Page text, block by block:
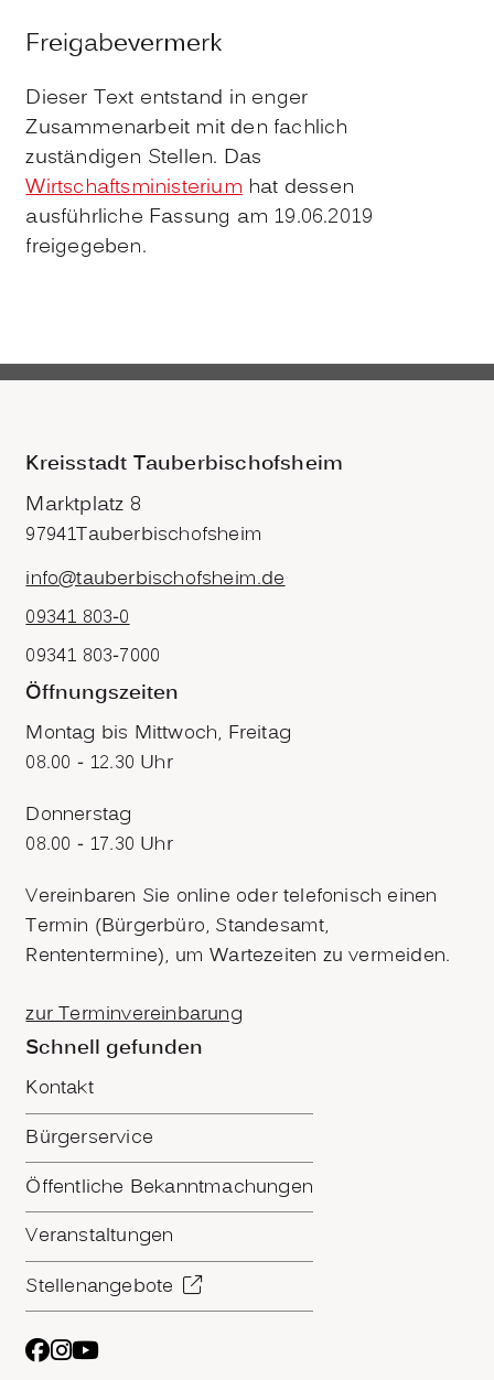
Freigabevermerk
Dieser Text entstand in enger
Zusammenarbeit mit den fachlich
zuständigen Stellen. Das
Wirtschaftsministeriumhat dessen
ausführliche Fassung am 19.06.2019
freigegeben.
Kreisstadt Tauberbischofsheim
Marktplatz 8
97941Tauberbischofsheim
info@tauberbischofsheim.de
09341 803-0
09341 803-7000
Öffnungszeiten
Montag bis Mittwoch, Freitag
08.00 - 12.30 Uhr
Donnerstag
08.00 - 17.30 Uhr
Vereinbaren Sie online oder telefonisch einen
Termin (Bürgerbüro, Standesamt,
Rententermine), um Wartezeiten zu vermeiden.
zur Terminvereinbarung
Schnell gefunden
Kontakt
Bürgerservice
Öffentliche Bekanntmachungen
Veranstaltungen
Stellenangebote